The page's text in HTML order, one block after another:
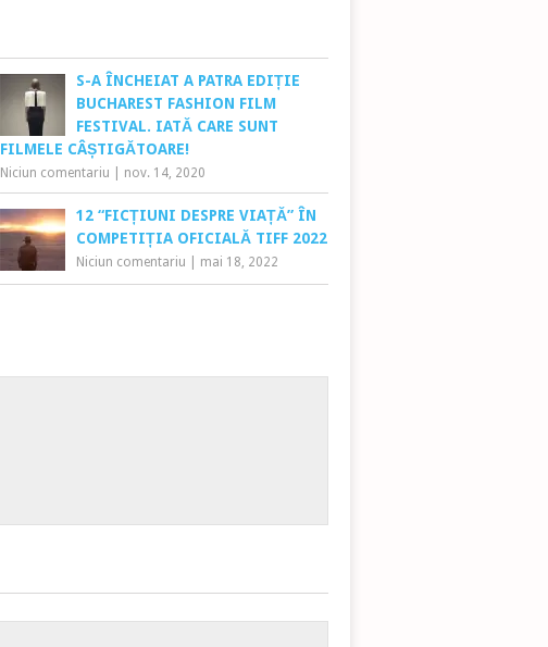
S-A ÎNCHEIAT A PATRA EDIȚIE
BUCHAREST FASHION FILM
FESTIVAL. IATĂ CARE SUNT
FILMELE CÂȘTIGĂTOARE!
Niciun comentariu nov. 14, 2020
12 “FICȚIUNI DESPRE VIAȚĂ” ÎN
COMPETIȚIA OFICIALĂ TIFF 2022
Niciun comentariu mai 18, 2022